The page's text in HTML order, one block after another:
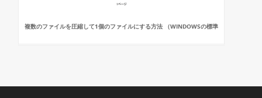
複数のファイルを圧縮して1個のファイルにする方法 （WINDOWSの標準